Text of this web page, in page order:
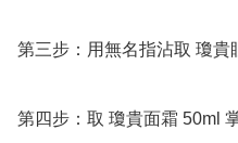
第三步：用無名指沾取 瓊貴
第四步：取 瓊貴面霜 50ml